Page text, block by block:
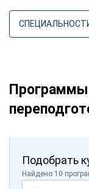
Программы
Подобрать
Найдено 10